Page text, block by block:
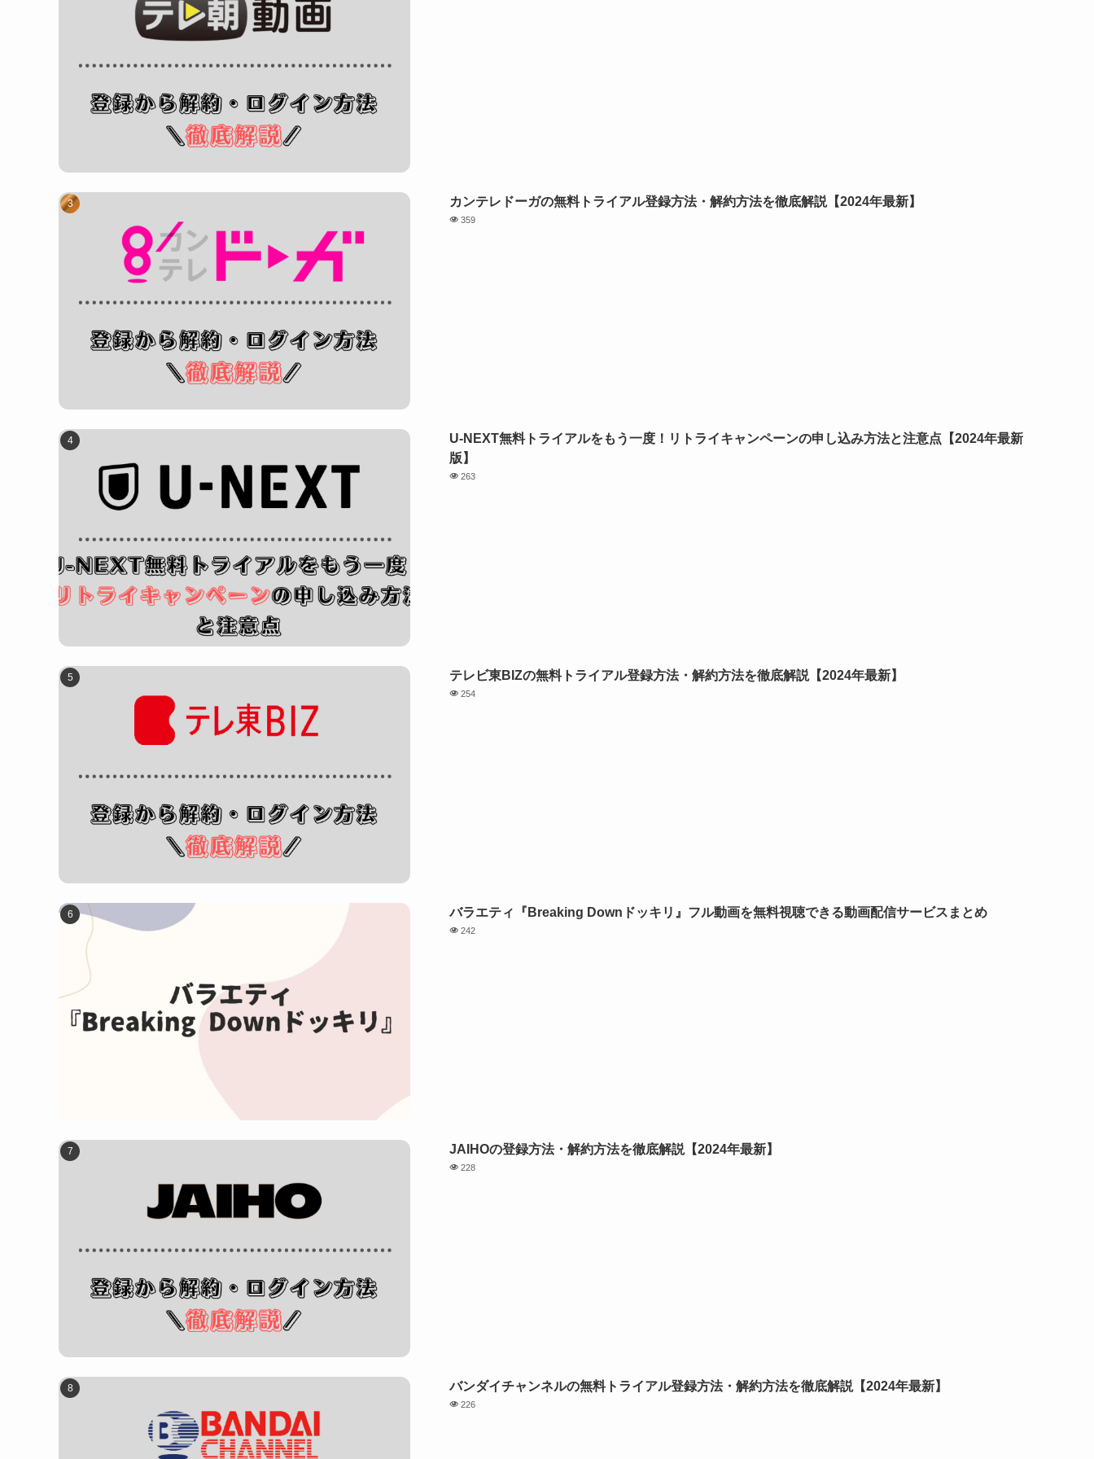
カンテレドーガの無料トライアル登録方法・解約方法を徹底解説【2024年最新】
359
U-NEXT無料トライアルをもう一度！リトライキャンペーンの申し込み方法と注意点【2024年最新
版】
263
テレビ東BIZの無料トライアル登録方法・解約方法を徹底解説【2024年最新】
254
バラエティ『Breaking Downドッキリ』フル動画を無料視聴できる動画配信サービスまとめ
242
JAIHOの登録方法・解約方法を徹底解説【2024年最新】
228
バンダイチャンネルの無料トライアル登録方法・解約方法を徹底解説【2024年最新】
226